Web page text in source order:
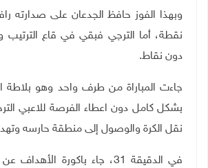
نقطة، أما الترجي فبقي في قاع الترتيب
دون نقاط.
جاءت المباراة من طرف واحد وهو بلاطة
بشكل كامل دون اعطاء الفرصة للاعبي
نقل الكرة والوصول إلى منطقة حارسه
في الدقيقة 31، جاء باكورة